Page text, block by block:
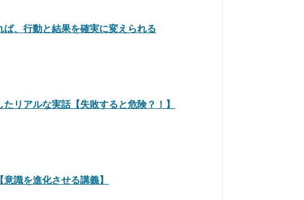
、行動と結果を確実に変えられる
リアルな実話【失敗すると危険？！】
識を進化させる講義】